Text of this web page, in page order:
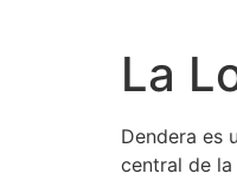
La
Dendera es
central de